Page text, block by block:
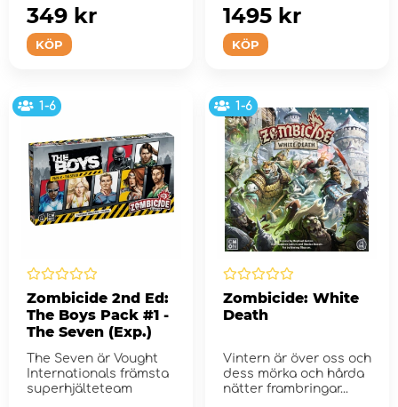
stranden.
KÖP
349 kr
KÖP
1495 kr
1-6
Zombicide 2nd Ed:
The Boys Pack #1 -
The Seven (Exp.)
The Seven är Vought
Internationals främsta
superhjälteteam
1-6
Zombicide: White
Death
Vintern är över oss och
dess mörka och hårda
nätter frambringar...